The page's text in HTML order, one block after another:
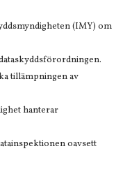
(IMY) om
tillämpningen av
hanterar
oavsett